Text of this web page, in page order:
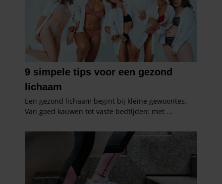
gaat akkoord met onze cookies als u onze website blijft
gebruiken.